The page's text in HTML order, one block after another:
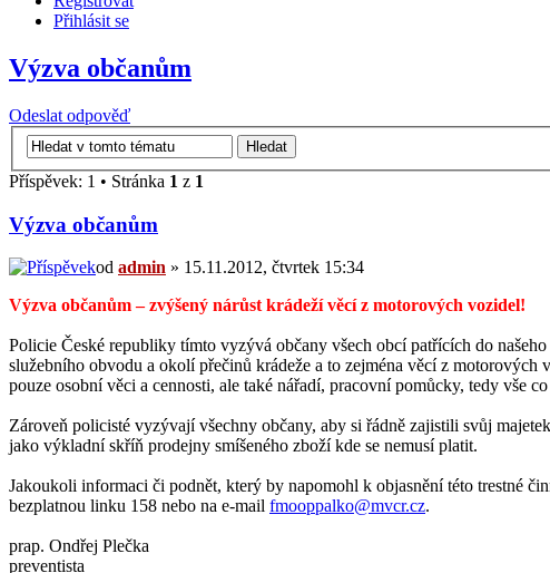
Přihlásit se
Výzva občanům
Odeslat odpověď
Příspěvek: 1 • Stránka 1 z 1
Výzva občanům
od admin » 15.11.2012, čtvrtek 15:34
Výzva občanům – zvýšený nárůst krádeží věcí z motorových vozidel!
Policie České republiky tímto vyzývá občany všech obcí patřících do
služebního obvodu a okolí přečinů krádeže a to zejména věcí z
pouze osobní věci a cennosti, ale také nářadí, pracovní pomůcky, tedy vše
Zároveň policisté vyzývají všechny občany, aby si řádně zajistili svůj
jako výkladní skříň prodejny smíšeného zboží kde se nemusí platit.
Jakoukoli informaci či podnět, který by napomohl k objasnění této trestné
bezplatnou linku 158 nebo na e-mail fmooppalko@mvcr.cz.
prap. Ondřej Plečka
preventista